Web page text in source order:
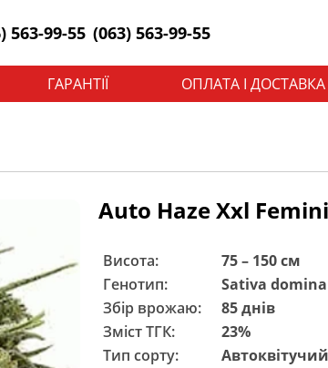
563-99-55 (063) 563-99-55
ГАРАНТІЇ ОПЛАТА І ДОСТАВКА
Auto Haze Xxl
Висота:
75 – 150 см
Генотип:
Sativa
Збір врожаю:
85 днів
Зміст ТГК:
23%
Тип сорту: